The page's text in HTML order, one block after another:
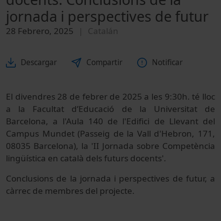
jornada i perspectives de futur
28 Febrero, 2025 Catalán
Descargar Compartir Notificar
El divendres 28 de febrer de 2025 a les 9:30h. té lloc
a la Facultat d’Educació de la Universitat de
Barcelona, a l'Aula 140 de l'Edifici de Llevant del
Campus Mundet (Passeig de la Vall d'Hebron, 171,
08035 Barcelona), la 'II Jornada sobre Competència
lingüística en català dels futurs docents'.
Conclusions de la jornada i perspectives de futur, a
càrrec de membres del projecte.